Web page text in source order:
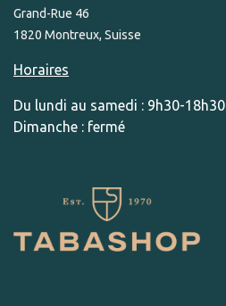
Grand-Rue 46
1820 Montreux, Suisse
Horaires
Du lundi au samedi : 9h30-18h30
Dimanche : fermé